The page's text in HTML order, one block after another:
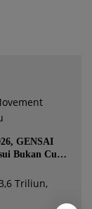
GENSAI
Bukan Cuma